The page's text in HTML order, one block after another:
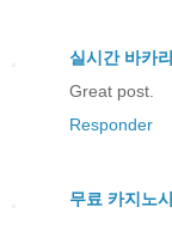
실시간 바카
Great post.
Responder
무료 카지노